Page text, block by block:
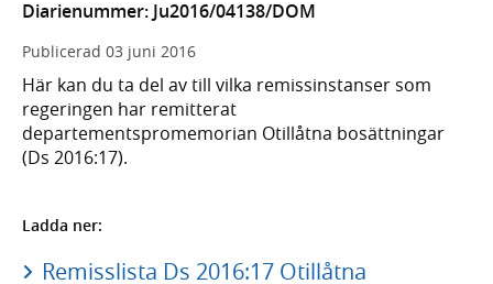
Diarienummer: Ju2016/04138/DOM
Publicerad 03 juni 2016
Här kan du ta del av till vilka remissinstanser som
regeringen har remitterat
departementspromemorian Otillåtna bosättningar
(Ds 2016:17).
Ladda ner:
Remisslista Ds 2016:17 Otillåtna